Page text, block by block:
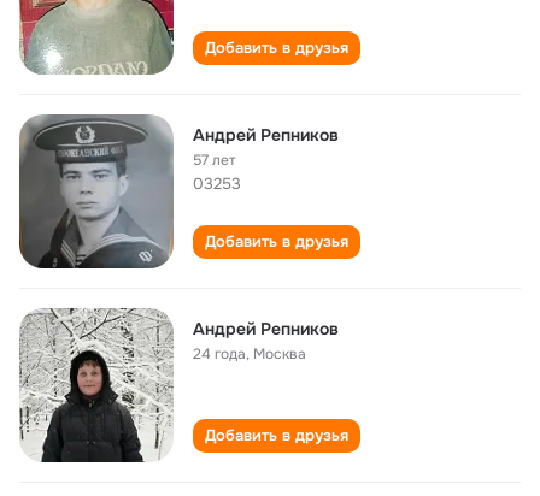
Добавить в друзья
Андрей Репников
57 лет
03253
Добавить в друзья
Андрей Репников
24 года, Москва
Добавить в друзья